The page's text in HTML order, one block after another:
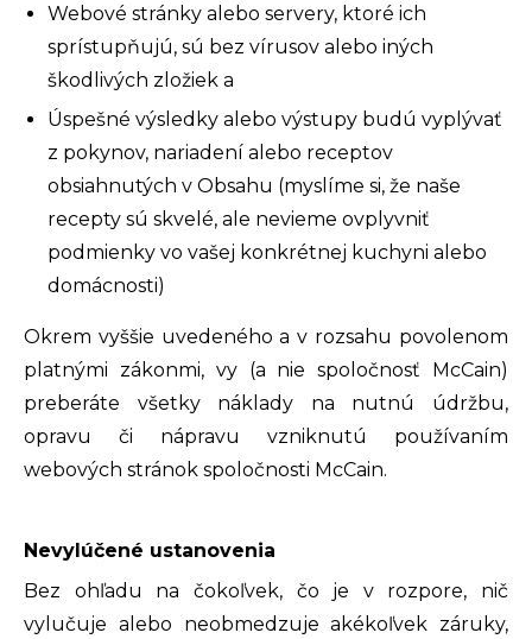
Webové stránky alebo servery, ktoré ich
sprístupňujú, sú bez vírusov alebo iných
škodlivých zložiek a
Úspešné výsledky alebo výstupy budú vyplývať
z pokynov, nariadení alebo receptov
obsiahnutých v Obsahu (myslíme si, že naše
recepty sú skvelé, ale nevieme ovplyvniť
podmienky vo vašej konkrétnej kuchyni alebo
domácnosti)
Okrem vyššie uvedeného a v rozsahu povolenom
platnými zákonmi, vy (a nie spoločnosť McCain)
preberáte všetky náklady na nutnú údržbu,
opravu či nápravu vzniknutú používaním
webových stránok spoločnosti McCain.
Nevylúčené ustanovenia
Bez ohľadu na čokoľvek, čo je v rozpore, nič
vylučuje alebo neobmedzuje akékoľvek záruky,